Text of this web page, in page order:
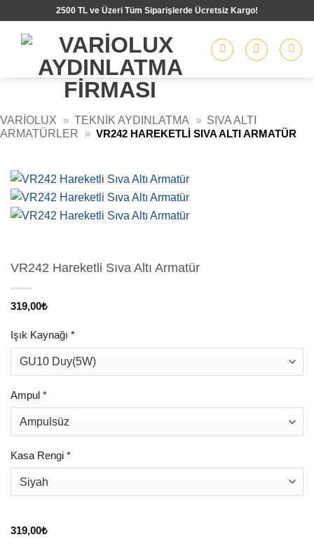
2500 TL ve Üzeri Tüm Siparişlerde Ücretsiz Kargo!
VARIOLUX » TEKNIK AYDINLATMA » SIVA ALTI
ARMATÜRLER
» VR242 HAREKETLI SIVA ALTI ARMATÜR
VR242 Hareketli Sıva Altı Armatür
319,00₺
Işık Kaynağı *
Ampul *
Kasa Rengi *
319,00₺